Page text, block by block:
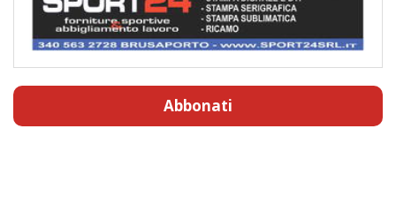
Abbonati